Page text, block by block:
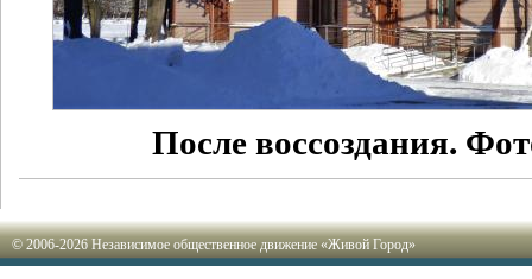
После воссоздания.
© 2006-2026 Независимое общественное движение «Живой Город»